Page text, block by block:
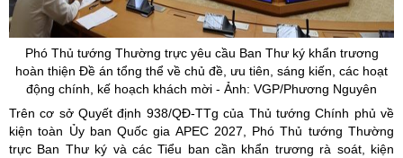
Phó Thủ tướng Thường trực yêu cầu Ban Thư ký khẩn trương
hoàn thiện Đề án tổng thể về chủ đề, ưu tiên, sáng kiến, các hoạt
động chính, kế hoạch khách mời - Ảnh: VGP/Phương Nguyên
Trên cơ sở Quyết định 938/QĐ-TTg của Thủ tướng Chính phủ về
kiện toàn Ủy ban Quốc gia APEC 2027, Phó Thủ tướng Thường
trực Ban Thư ký và các Tiểu ban cần khẩn trương rà soát, kiện